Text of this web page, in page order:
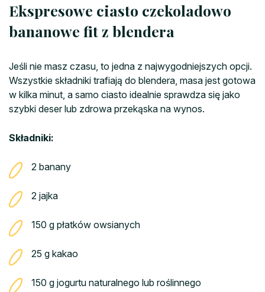
Ekspresowe ciasto czekoladowo
bananowe fit z blendera
Jeśli nie masz czasu, to jedna z najwygodniejszych opcji.
Wszystkie składniki trafiają do blendera, masa jest gotowa
w kilka minut, a samo ciasto idealnie sprawdza się jako
szybki deser lub zdrowa przekąska na wynos.
Składniki:
2 banany
2 jajka
150 g płatków owsianych
25 g kakao
150 g jogurtu naturalnego lub roślinnego